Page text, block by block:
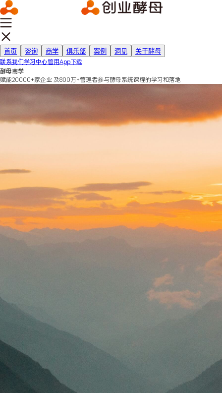
首页 咨询 商学 俱乐部 案例 洞见 关于酵母
联系我们学习中心管用App下载
酵母商学
赋能20000+家企业 及800万+管理者参与酵母系统课程的学习和落地